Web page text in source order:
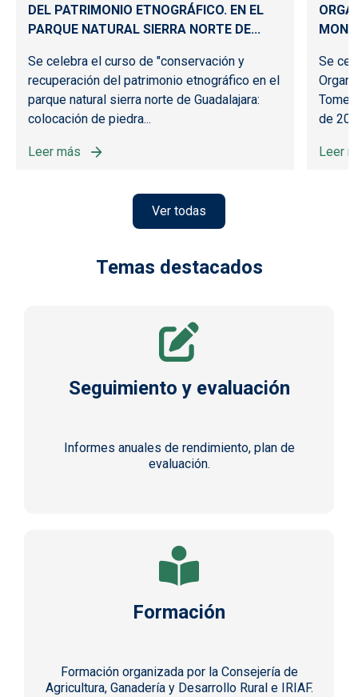
DEL PATRIMONIO ETNOGRÁFICO. EN EL
PARQUE NATURAL SIERRA NORTE DE...
Se celebra el curso de "conservación y
recuperación del patrimonio etnográfico en el
parque natural sierra norte de Guadalajara:
colocación de piedra...
Leer más
sobre CURSO CONSERVACIÓN Y RECUPERACIÓN DEL
Se
de
Leer
sobre
Ver todas
Temas destacados
Seguimiento y evaluación
Informes anuales de rendimiento, plan de
evaluación.
Formación
Formación organizada por la Consejería de
Agricultura, Ganadería y Desarrollo Rural e IRIAF.